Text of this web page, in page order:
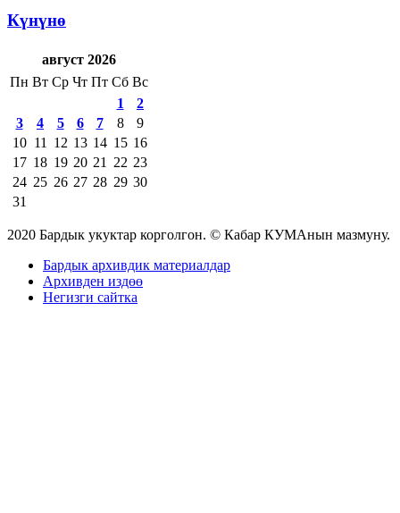
Күнүнө
август 2026
Пн Вт Ср Чт Пт Сб Вс
1
2
3
4 5 6 7 8
9
10 11 12 13 14 15 16
17 18 19 20 21 22 23
24 25 26 27 28 29 30
31
2020 Бардык укуктар корголгон. © Кабар КУМАнын мазмуну.
Бардык архивдик материалдар
Архивден издөө
Негизги сайтка